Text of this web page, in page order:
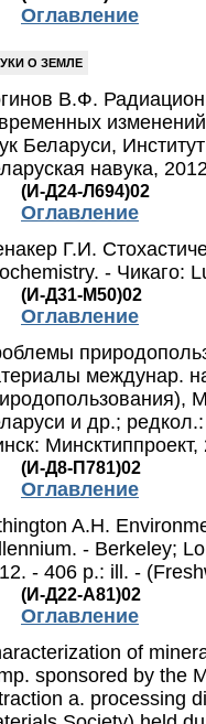
Оглавление
О ЗЕМЛЕ
В.Ф.
Беларуси,
навука,
(И-Д24-Л694)02
Оглавление
Г.И.
- Чикаго:
(И-Д31-М50)02
Оглавление
междунар.
и др.;
(И-Д8-П781)02
Оглавление
A.H.
- Berkeley;
- 406 p.: ill. -
(И-Д22-A81)02
Оглавление
of
sponsored by the
a. processing